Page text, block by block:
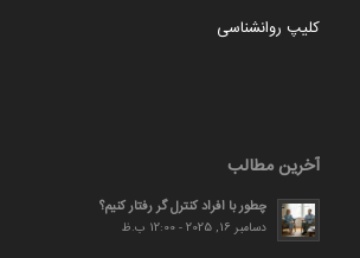
کلیپ روانشناسی
آخرین مطالب
چطور با افراد کنترل گر رفتار کنیم؟
دسامبر 16, 2025 - 12:00 ب.ظ